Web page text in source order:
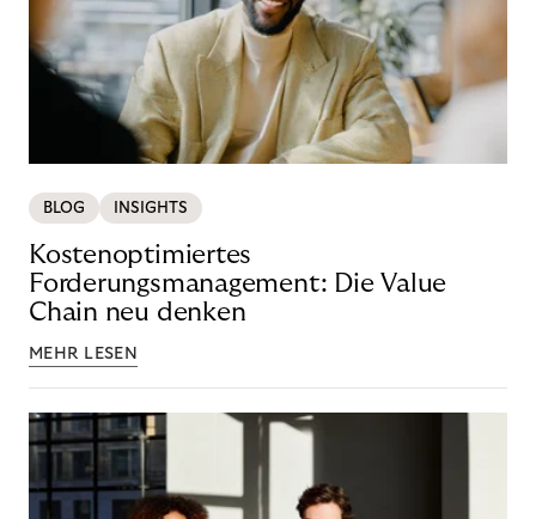
BLOG INSIGHTS
Kostenoptimiertes
Forderungsmanagement: Die Value
Chain neu denken
MEHR LESEN